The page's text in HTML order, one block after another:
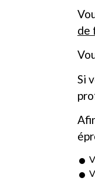
de
Si